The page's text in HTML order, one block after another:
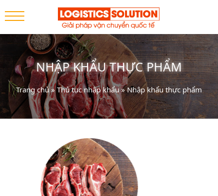
NHẬP KHẨU THỰC PHẨM
Trang chủ » Thủ tục nhập khẩu » Nhập khẩu thực phẩm